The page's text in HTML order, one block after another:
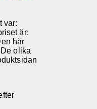
var:
är:
här
olika